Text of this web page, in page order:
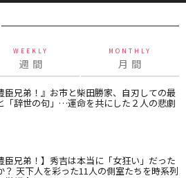
WEEKLY
週 間
MONTHLY
月 間
臣兄弟！』お市と柴田勝家、自刃しての最
「辞世の句」…運命を共にした２人の悲劇
臣兄弟！】秀吉は本当に「女狂い」だった
？ 天下人を彩った11人の側室たちを時系列